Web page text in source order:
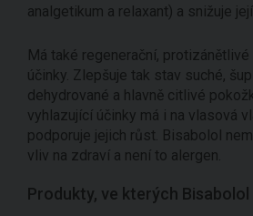
analgetikum a relaxant) a snižuje
Má také regenerační,
účinky. Zlepšuje tak stav suché,
dehydrované a hlavně citlivé
vyhlazující účinky má i na vlasová
podporuje jejich růst. Bisabolol
vliv na zdraví a není to alergen.
Produkty, ve kterých Bisabolol